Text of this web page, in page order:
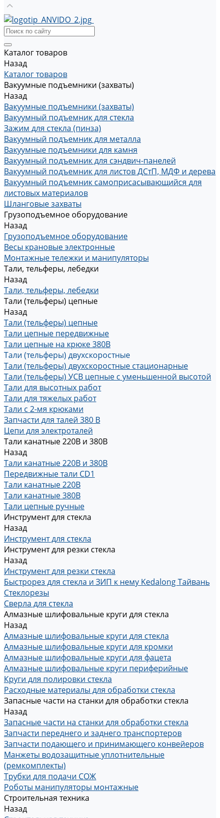
Каталог товаров
Назад
Каталог товаров
Вакуумные подъемники (захваты)
Назад
Вакуумные подъемники (захваты)
Вакуумный подъемник для стекла
Зажим для стекла (пинза)
Вакуумный подъемник для металла
Вакуумные подъемники для камня
Вакуумный подъемник для сэндвич-панелей
Вакуумный подъемник для листов ДСтП, МДФ и дерева
Вакуумный подъемник самоприсасывающийся для
листовых материалов
Шланговые захваты
Грузоподъемное оборудование
Назад
Грузоподъемное оборудование
Весы крановые электронные
Монтажные тележки и манипуляторы
Тали, тельферы, лебедки
Назад
Тали, тельферы, лебедки
Тали (тельферы) цепные
Назад
Тали (тельферы) цепные
Тали цепные передвижные
Тали цепные на крюке 380В
Тали (тельферы) двухскоростные
Тали (тельферы) двухскоростные стационарные
Тали (тельферы) УСВ цепные с уменьшенной высотой
Тали для высотных работ
Тали для тяжелых работ
Тали с 2-мя крюками
Запчасти для талей 380 В
Цепи для электроталей
Тали канатные 220В и 380В
Назад
Тали канатные 220В и 380В
Передвижные тали CD1
Тали канатные 220В
Тали канатные 380В
Тали цепные ручные
Инструмент для стекла
Назад
Инструмент для стекла
Инструмент для резки стекла
Назад
Инструмент для резки стекла
Быстрорез для стекла и ЗИП к нему Kedalong Тайвань
Стеклорезы
Сверла для стекла
Алмазные шлифовальные круги для стекла
Назад
Алмазные шлифовальные круги для стекла
Алмазные шлифовальные круги для кромки
Алмазные шлифовальные круги для фацета
Алмазные шлифовальные круги периферийные
Круги для полировки стекла
Расходные материалы для обработки стекла
Запасные части на станки для обработки стекла
Назад
Запасные части на станки для обработки стекла
Запчасти переднего и заднего транспортеров
Запчасти подающего и принимающего конвейеров
Манжеты водозащитные уплотнительные
(ремкомплекты)
Трубки для подачи СОЖ
Роботы манипуляторы монтажные
Строительная техника
Назад